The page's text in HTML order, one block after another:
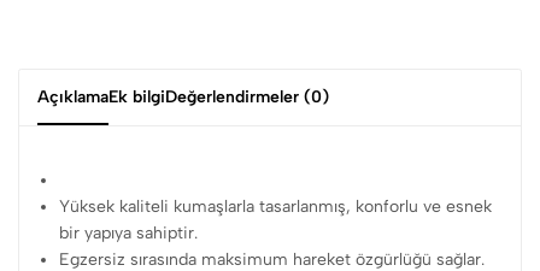
AçıklamaEk bilgiDeğerlendirmeler (0)
Yüksek kaliteli kumaşlarla tasarlanmış, konforlu ve esnek
bir yapıya sahiptir.
Egzersiz sırasında maksimum hareket özgürlüğü sağlar.